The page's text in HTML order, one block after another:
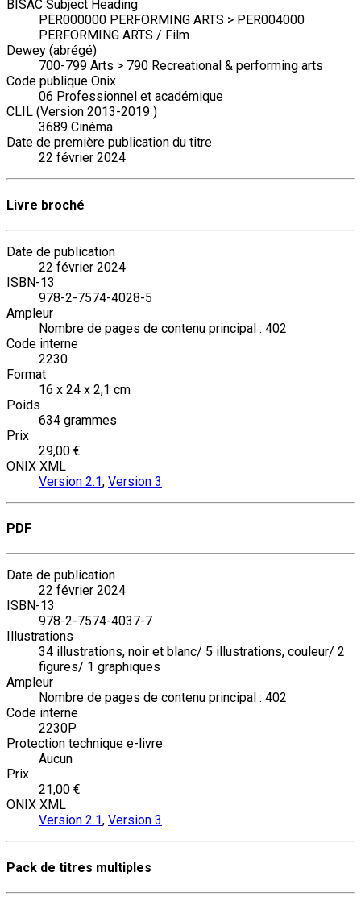
BISAC Subject Heading
PER000000 PERFORMING ARTS > PER004000
PERFORMING ARTS / Film
Dewey (abrégé)
700-799 Arts > 790 Recreational & performing arts
Code publique Onix
06 Professionnel et académique
CLIL (Version 2013-2019 )
3689 Cinéma
Date de première publication du titre
22 février 2024
Livre broché
Date de publication
22 février 2024
ISBN-13
978-2-7574-4028-5
Ampleur
Nombre de pages de contenu principal : 402
Code interne
2230
Format
16 x 24 x 2,1 cm
Poids
634 grammes
Prix
29,00 €
ONIX XML
Version 2.1, Version 3
PDF
Date de publication
22 février 2024
ISBN-13
978-2-7574-4037-7
Illustrations
34 illustrations, noir et blanc/ 5 illustrations, couleur/ 2
figures/ 1 graphiques
Ampleur
Nombre de pages de contenu principal : 402
Code interne
2230P
Protection technique e-livre
Aucun
Prix
21,00 €
ONIX XML
Version 2.1, Version 3
Pack de titres multiples